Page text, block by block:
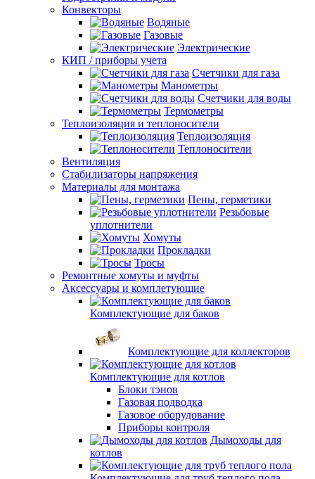
Конвекторы
Водяные
Газовые
Электрические
КИП / приборы учета
Счетчики для газа
Манометры
Счетчики для воды
Термометры
Теплоизоляция и теплоносители
Теплоизоляция
Теплоносители
Вентиляция
Стабилизаторы напряжения
Материалы для монтажа
Пены, герметики
Резьбовые
уплотнители
Хомуты
Прокладки
Тросы
Ремонтные хомуты и муфты
Аксессуары и комплетующие
Комплектующие для баков
Комплектующие для коллекторов
Комплектующие для котлов
Блоки тэнов
Газовая подводка
Газовое оборудование
Приборы контроля
Дымоходы для
котлов